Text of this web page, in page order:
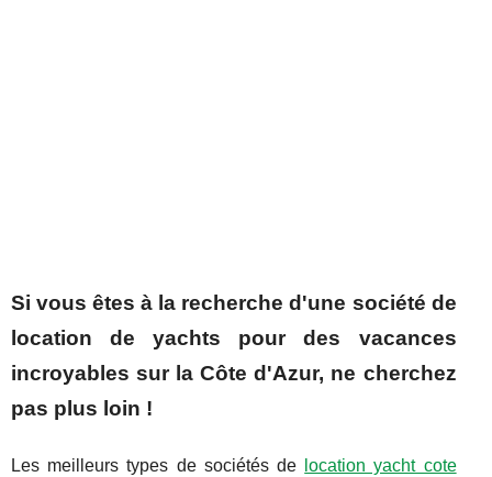
Si vous êtes à la recherche d'une société de
location de yachts pour des vacances
incroyables sur la Côte d'Azur, ne cherchez
pas plus loin !
Les meilleurs types de sociétés de
location yacht cote